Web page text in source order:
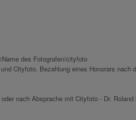
des Fotografen/cityfoto
Cityfoto. Bezahlung eines Honorars nach
nach Absprache mit Cityfoto - Dr. Roland